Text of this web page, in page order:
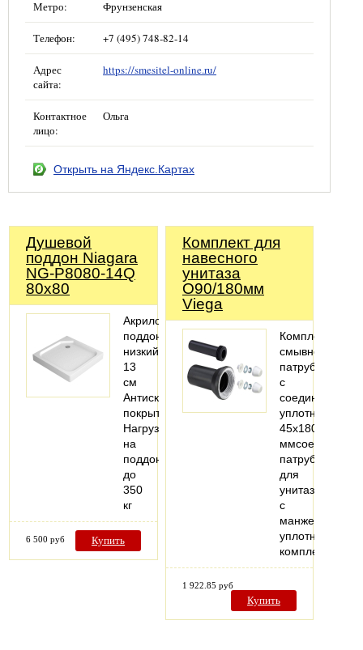
Метро: Фрунзенская
Телефон: +7 (495) 748-82-14
Адрес
сайта:
https://smesitel-online.ru/
Контактное
лицо:
Ольга
Открыть на Яндекс.Картах
Душевой
поддон Niagara
NG-P8080-14Q
80x80
Акриловый
поддон,
низкий
13
см
Антискользящее
покрытие
Нагрузка
на
поддон
до
350
кг
6 500 руб Купить
Комплект для
навесного
унитаза
O90/180мм
Viega
смывной
патрубок
с
уплотнением
45x180
патрубок
для
унитаза
с
манжетным
комплект…
1 922.85 руб
Купить